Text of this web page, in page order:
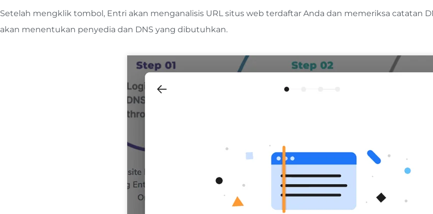
Setelah mengklik tombol, Entri akan menganalisis URL situs web terdaftar Anda dan memeriksa catatan
akan menentukan penyedia dan DNS yang dibutuhkan.